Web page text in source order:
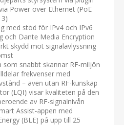
Power over Ethernet (PoE
med stöd för IPv4 och IPv6
och Dante Media Encryption
skydd mot signalavlyssning
som snabbt skannar RF-miljön
frekvenser med
– även utan RF-kunskap
(LQI) visar kvaliteten på den
av RF-signalnivån
Assist-appen med
(BLE) på upp till 25